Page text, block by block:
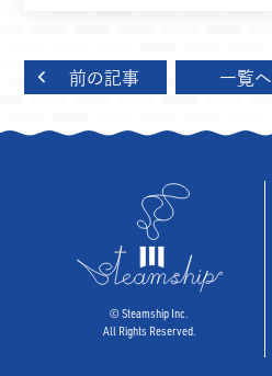
前の記事 一覧へ
©︎ Steamship Inc.
All Rights Reserved.